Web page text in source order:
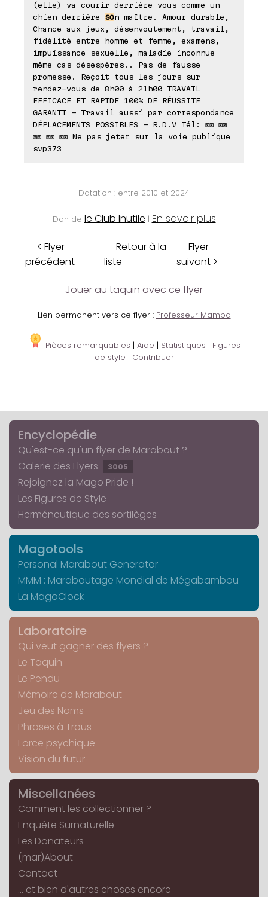
(elle) va courir derrière vous comme un
chien derrière son maître. Amour durable,
Chance aux jeux, désenvoutement, travail,
fidélité entre homme et femme, examens,
impuissance sexuelle, maladie inconnue
même cas désespères.. Pas de fausse
promesse. Reçoit tous les jours sur
rendez-vous de 8h00 à 21h00 TRAVAIL
EFFICACE ET RAPIDE 100% DE RÉUSSITE
GARANTI - Travail aussi par correspondance
DÉPLACEMENTS POSSIBLES - R.D.V Tél: ⊠⊠ ⊠⊠
⊠⊠ ⊠⊠ ⊠⊠ Ne pas jeter sur la voie publique
svp373
Datation : entre 2010 et 2024
Don de le Club Inutile | En savoir plus
< Flyer
précédent
Retour à la
liste
Flyer
suivant >
Jouer au taquin avec ce flyer
Lien permanent vers ce flyer : Professeur Mamba
Pièces remarquables | Aide | Statistiques | Figures
de style | Contribuer
Encyclopédie
Qu'est-ce qu'un flyer de Marabout ?
Galerie des Flyers
3005
Rejoignez la Mago Pride !
Les Figures de Style
Herméneutique des sortilèges
Magotools
Personal Marabout Generator
MMM : Maraboutage Mondial de Mégabambou
La MagoClock
Laboratoire
Qui veut gagner des flyers ?
Le Taquin
Le Pendu
Mémoire de Marabout
Jeu des Noms
Phrases à Trous
Force psychique
Vision du futur
Miscellanées
Comment les collectionner ?
Enquête Surnaturelle
Les Donateurs
(mar)About
Contact
... et bien d'autres choses encore